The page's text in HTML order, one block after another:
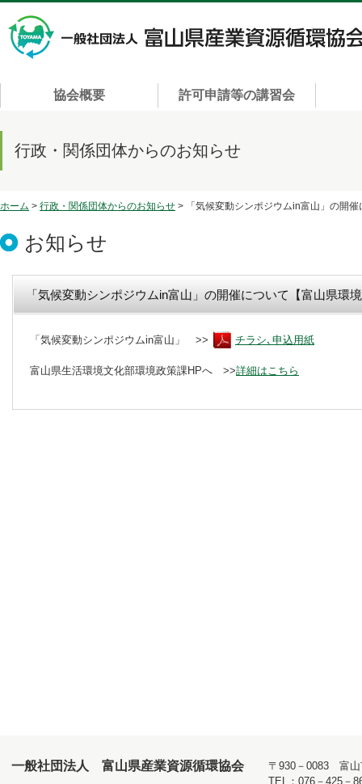
協会概要 許可申請等の講習会
行政・関係団体からのお知らせ
ホーム > 行政・関係団体からのお知らせ > 「気候変動シンポジウムin富山」の開
お知らせ
「気候変動シンポジウムin富山」の開催について【富山県環
「気候変動シンポジウムin富山」 >> チラシ､申込用紙
富山県生活環境文化部環境政策課HPへ >>詳細はこちら
一般社団法人 富山県産業資源循環協会
〒930－0083 富山
TEL：076－425